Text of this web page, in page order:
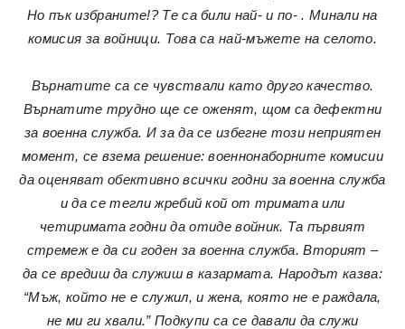
Но пък избраните!? Те са били най- и по- . Минали на
комисия за войници. Това са най-мъжете на селото.
Върнатите са се чувствали като друго качество.
Върнатите трудно ще се оженят, щом са дефектни
за военна служба. И за да се избегне този неприятен
момент, се взема решение: военнонаборните комисии
да оценяват обективно всички годни за военна служба
и да се тегли жребий кой от тримата или
четиримата годни да отиде войник. Та първият
стремеж е да си годен за военна служба. Вторият –
да се вредиш да служиш в казармата. Народът казва:
“Мъж, който не е служил, и жена, която не е раждала,
не ми ги хвали.” Подкупи са се давали да служи